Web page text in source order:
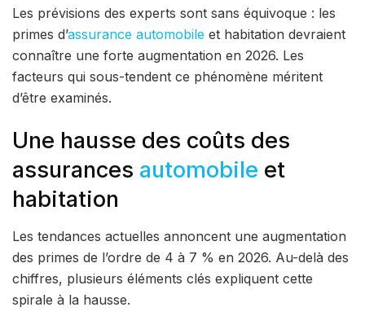
Les prévisions des experts sont sans équivoque : les
primes d’assurance automobile et habitation devraient
connaître une forte augmentation en 2026. Les
facteurs qui sous-tendent ce phénomène méritent
d’être examinés.
Une hausse des coûts des
assurances automobile et
habitation
Les tendances actuelles annoncent une augmentation
des primes de l’ordre de 4 à 7 % en 2026. Au-delà des
chiffres, plusieurs éléments clés expliquent cette
spirale à la hausse.